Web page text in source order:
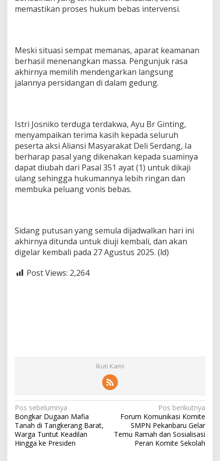
memastikan proses hukum bebas intervensi.
Meski situasi sempat memanas, aparat keamanan
berhasil menenangkan massa. Pengunjuk rasa
akhirnya memilih mendengarkan langsung
jalannya persidangan di dalam gedung.
Istri Josniko terduga terdakwa, Ayu Br Ginting,
menyampaikan terima kasih kepada seluruh
peserta aksi Aliansi Masyarakat Deli Serdang, Ia
berharap pasal yang dikenakan kepada suaminya
dapat diubah dari Pasal 351 ayat (1) untuk dikaji
ulang sehingga hukumannya lebih ringan dan
membuka peluang vonis bebas.
Sidang putusan yang semula dijadwalkan hari ini
akhirnya ditunda untuk diuji kembali, dan akan
digelar kembali pada 27 Agustus 2025. (ld)
Post Views: 2,264
Ikuti Kami
N
a
v
i
Pos sebelumnya
Bongkar Dugaan Mafia
Tanah di Tangkerang Barat,
Warga Tuntut Keadilan
Hingga ke Presiden
Pos berikutnya
Forum Komunikasi Komite
SMPN Pekanbaru Gelar
Temu Ramah dan Sosialisasi
Peran Komite Sekolah